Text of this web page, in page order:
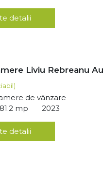
detalii
Liviu Rebreanu
de vânzare
81.2 mp 2023
detalii